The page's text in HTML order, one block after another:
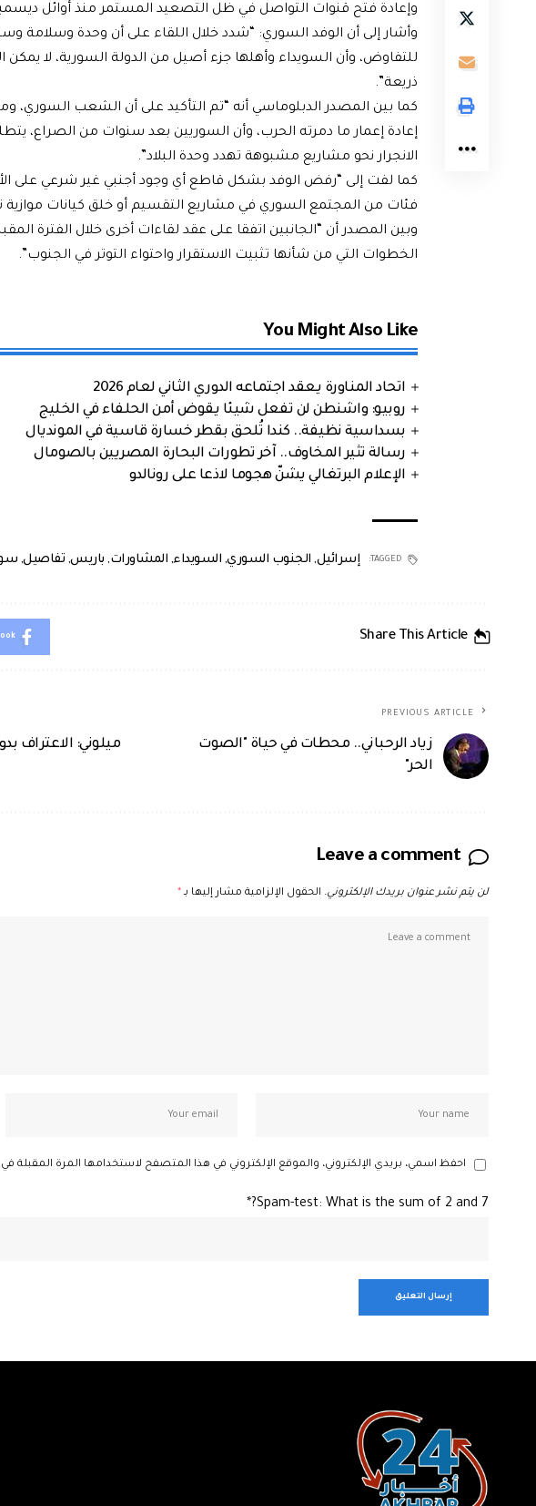
وإعادة فتح قنوات التواصل في ظل التصعيد المستمر منذ أوائل
وأشار إلى أن الوفد السوري: “شدد خلال اللقاء على أن وحدة وسلامة
للتفاوض، وأن السويداء وأهلها جزء أصيل من الدولة السورية، لا
ذريعة”.
كما بين المصدر الدبلوماسي أنه “تم التأكيد على أن الشعب
إعادة إعمار ما دمرته الحرب، وأن السوريين بعد سنوات من الصراع،
الانجرار نحو مشاريع مشبوهة تهدد وحدة البلاد”.
كما لفت إلى “رفض الوفد بشكل قاطع أي وجود أجنبي غير شرعي على
فئات من المجتمع السوري في مشاريع التقسيم أو خلق كيانات موازية
وبين المصدر أن “الجانبين اتفقا على عقد لقاءات أخرى خلال الفترة
الخطوات التي من شأنها تثبيت الاستقرار واحتواء التوتر في الجنوب”.
You Might Also Like
اتحاد المناورة يعقد اجتماعه الدوري الثاني لعام 2026
روبيو: واشنطن لن تفعل شيئا يقوض أمن الحلفاء في الخليج
بسداسية نظيفة.. كندا تُلحق بقطر خسارة قاسية في المونديال
رسالة تثير المخاوف.. آخر تطورات البحارة المصريين بالصومال
الإعلام البرتغالي يشنّ هجوما لاذعا على رونالدو
TAGGED: إسرائيل, الجنوب السوري, السويداء, المشاورات, باريس, تفاصيل,
Share This Article
PREVIOUS ARTICLE
زياد الرحباني.. محطات في حياة "الصوت
الحر"
ميلوني: الاعتراف
Leave a comment
لن يتم نشر عنوان بريدك الإلكتروني. الحقول الإلزامية مشار إليها بـ*
احفظ اسمي، بريدي الإلكتروني، والموقع الإلكتروني في هذا المتصفح لاستخدامها المرة المقبلة
Spam-test: What is the sum of 2 and 7?*